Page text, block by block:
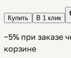
Купить В 1 клик
−5% при заказе
корзине